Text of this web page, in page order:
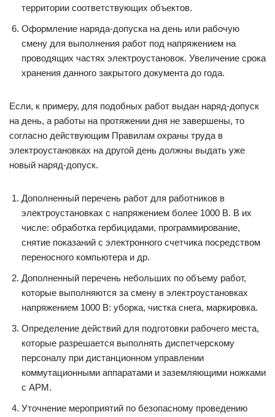
территории соответствующих объектов.
Оформление наряда-допуска на день или рабочую
смену для выполнения работ под напряжением на
проводящих частях электроустановок. Увеличение срока
хранения данного закрытого документа до года.
Если, к примеру, для подобных работ выдан наряд-допуск
на день, а работы на протяжении дня не завершены, то
согласно действующим Правилам охраны труда в
электроустановках на другой день должны выдать уже
новый наряд-допуск.
Дополненный перечень работ для работников в
электроустановках с напряжением более 1000 В. В их
числе: обработка гербицидами, программирование,
снятие показаний с электронного счетчика посредством
переносного компьютера и др.
Дополненный перечень небольших по объему работ,
которые выполняются за смену в электроустановках
напряжением 1000 В: уборка, чистка снега, маркировка.
Определение действий для подготовки рабочего места,
которые разрешается выполнять диспетчерскому
персоналу при дистанционном управлении
коммутационными аппаратами и заземляющими ножками
с АРМ.
Уточнение мероприятий по безопасному проведению